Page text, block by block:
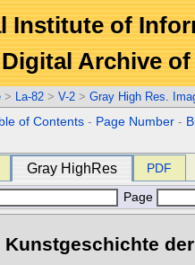
Institute of
Digital Archive
> La-82 > V-2 > Gray High Res.
of Contents - Page Number -
Gray HighRes PDF
Page
Kunstgeschichte